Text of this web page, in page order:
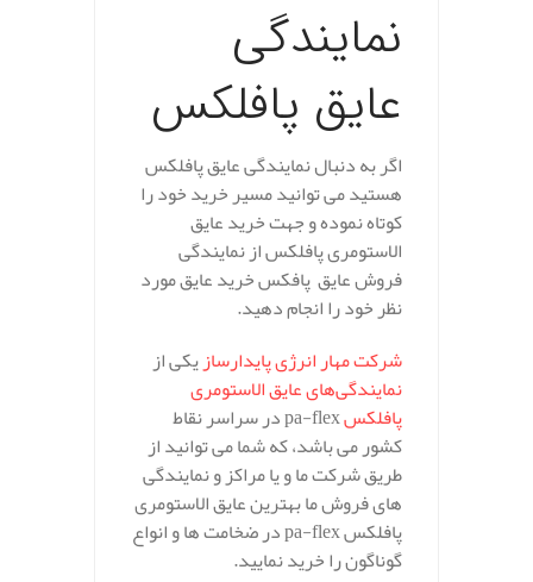
نمایندگی
عایق پافلکس
اگر به دنبال نمایندگی عایق پافلکس
هستید می توانید مسیر خرید خود را
کوتاه نموده و جهت خرید عایق
الاستومری پافلکس از نمایندگی
فروش عایق پافکس خرید عایق مورد
نظر خود را انجام دهید.
شرکت مهار انرژی پایدارسازیکی از
نمایندگی‌های عایق الاستومری
پافلکس pa-flex در سراسر نقاط
کشور می باشد، که شما می توانید از
طریق شرکت ما و یا مراکز و نمایندگی
های فروش ما بهترین عایق الاستومری
پافلکس pa-flex در ضخامت ها و انواع
گوناگون را خرید نمایید.